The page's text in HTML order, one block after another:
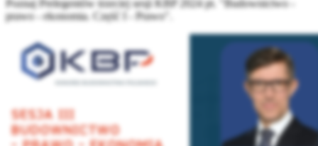
Poznaj Prelegentów trzeciej sesji KBP 2024 pt. "Budownictwo -
prawo - ekonomia. Część I - Prawo".